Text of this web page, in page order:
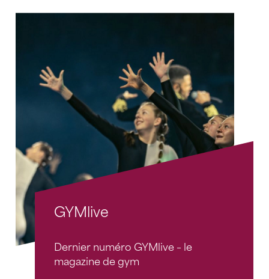
GYMlive
Dernier numéro GYMlive – le
magazine de gym